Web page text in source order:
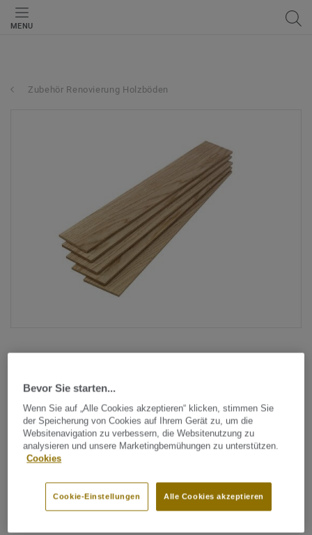
MENU
Zubehör Renovierung Holzböden
Alle Designs anzeigen (21)
Zubehör
Zubehör Renovierung
Holzböden - Einzelfriese Eiche
Bevor Sie starten...
Wenn Sie auf „Alle Cookies akzeptieren“ klicken, stimmen Sie
der Speicherung von Cookies auf Ihrem Gerät zu, um die
Websitenavigation zu verbessern, die Websitenutzung zu
analysieren und unsere Marketingbemühungen zu unterstützen.
Cookies
Alle Cookies akzeptieren
Cookie-Einstellungen